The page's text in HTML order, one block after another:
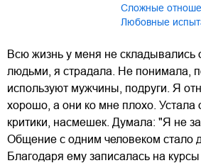
Сложные
Любовные
Всю жизнь у меня не складывались
людьми, я страдала. Не понимала,
используют мужчины, подруги. Я
хорошо, а они ко мне плохо. Устала
критики, насмешек. Думала: "Я не
Общение с одним человеком стало
Благодаря ему записалась на курсы